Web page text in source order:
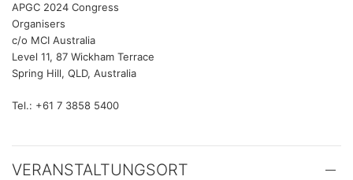
APGC 2024 Congress
Organisers
c/o MCI Australia
Level 11, 87 Wickham Terrace
Spring Hill, QLD, Australia
Tel.: +61 7 3858 5400
VERANSTALTUNGSORT